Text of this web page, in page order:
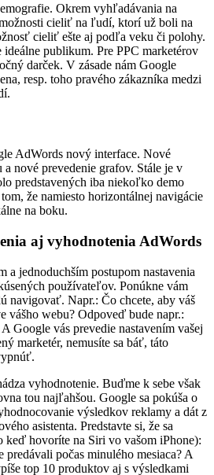
Okrem vyhľadávania na
cieliť na ľudí, ktorí už boli na
cieliť ešte aj podľa veku či polohy.
ideálne publikum. Pre PPC marketérov
darček. V zásade nám Google
resp. toho pravého zákazníka medzi
AdWords nový interface. Nové
nové prevedenie grafov. Stále je v
predstavených iba niekoľko demo
že namiesto horizontálnej navigácie
na boku.
aj vyhodnotenia AdWords
a jednoduchším postupom nastavenia
používateľov. Ponúkne vám
navigovať. Napr.: Čo chcete, aby váš
vášho webu? Odpoveď bude napr.:
Google vás prevedie nastavením vašej
marketér, nemusíte sa báť, táto
vyhodnotenie. Buďme k sebe však
tou najľahšou. Google sa pokúša o
výsledkov reklamy a dát z
asistenta. Predstavte si, že sa
keď hovoríte na Siri vo vašom iPhone):
počas minulého mesiaca? A
top 10 produktov aj s výsledkami